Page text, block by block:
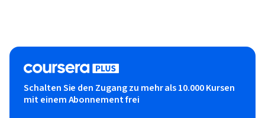
Schalten Sie den Zugang zu mehr als 10.000 Kursen
mit einem Abonnement frei